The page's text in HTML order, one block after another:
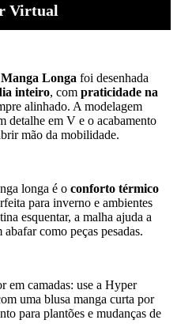
Virtual
Longa foi desenhada
inteiro, com praticidade na
alinhado. A modelagem
detalhe em V e o acabamento
mão da mobilidade.
longa é o conforto térmico
para inverno e ambientes
esquentar, a malha ajuda a
como peças pesadas.
em camadas: use a Hyper
uma blusa manga curta por
para plantões e mudanças de